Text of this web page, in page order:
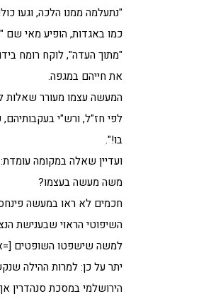
"נתעלמה ממנו הלכה, וגעו
כמו באגדות, הופיע מאי שם
"מתוך העדה", לוקח רומח
את חייהם במגפה.
המעשה עצמו מעורר שאלות
לפי חז"ל, ורש"י
בו!".
ועדיין שאלה במקומה
משה מעשה בעצמו?
חכמים לא ראו במעשה
השיפוטי הראוי שבענישת
למשה שישפטו השופטים
יתר על כן: למרות ההילה
הירושלמי במסכת סנהדרין